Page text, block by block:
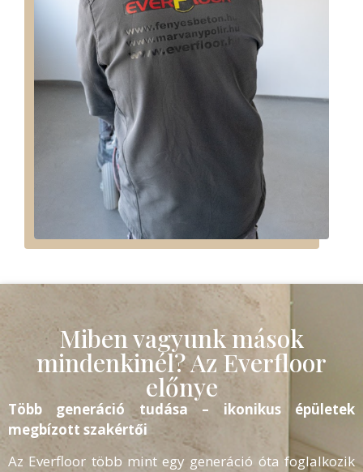
Miben vagyunk mások
mindenkinél? Az Everfloor
előnye
Több generáció tudása – ikonikus épületek
megbízott szakértői
Az Everfloor több mint egy generáció óta foglalkozik